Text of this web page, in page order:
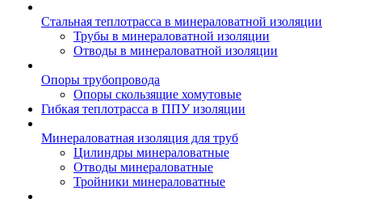
Стальная теплотрасса в минераловатной изоляции
Трубы в минераловатной изоляции
Отводы в минераловатной изоляции
Опоры трубопровода
Опоры скользящие хомутовые
Гибкая теплотрасса в ППУ изоляции
Минераловатная изоляция для труб
Цилиндры минераловатные
Отводы минераловатные
Тройники минераловатные